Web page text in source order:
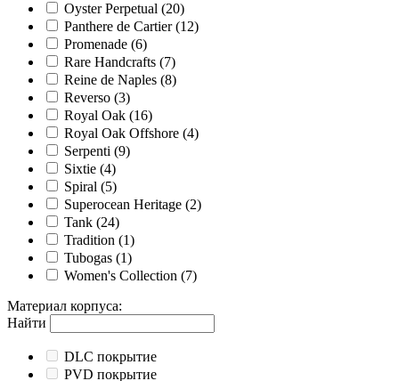
Oyster Perpetual (20)
Panthere de Cartier (12)
Promenade (6)
Rare Handcrafts (7)
Reine de Naples (8)
Reverso (3)
Royal Oak (16)
Royal Oak Offshore (4)
Serpenti (9)
Sixtie (4)
Spiral (5)
Superocean Heritage (2)
Tank (24)
Tradition (1)
Tubogas (1)
Women's Collection (7)
Материал корпуса:
Найти
DLC покрытие
PVD покрытие